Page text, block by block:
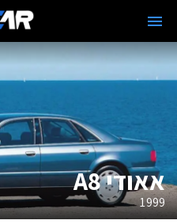
אאודי A8
1999